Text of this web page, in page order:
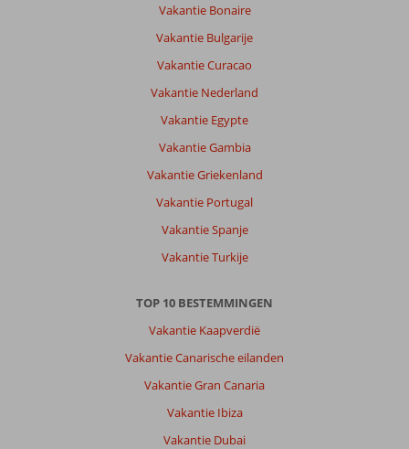
Vakantie Bonaire
Vakantie Bulgarije
Vakantie Curacao
Vakantie Nederland
Vakantie Egypte
Vakantie Gambia
Vakantie Griekenland
Vakantie Portugal
Vakantie Spanje
Vakantie Turkije
TOP 10 BESTEMMINGEN
Vakantie Kaapverdië
Vakantie Canarische eilanden
Vakantie Gran Canaria
Vakantie Ibiza
Vakantie Dubai